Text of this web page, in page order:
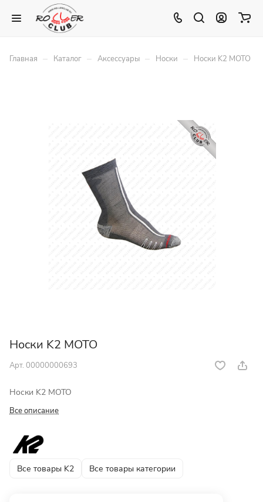
Главная – Каталог – Аксессуары – Носки – Носки K2 MOTO
Носки K2 MOTO
Арт. 00000000693
Носки K2 MOTO
Все описание
Все товары K2 Все товары категории